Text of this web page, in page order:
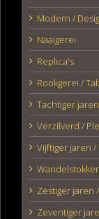
Modern /
Naaigerei
Replica's
Rookgerei /
Tachtiger
Verzilverd /
Vijftiger jaren /
Zestiger jaren
Zeventiger